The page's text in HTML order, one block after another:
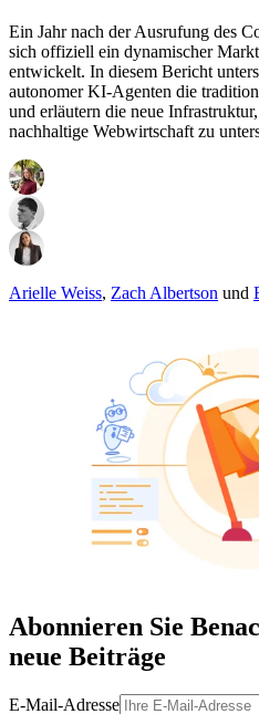
Ein Jahr nach der Ausrufung des
sich offiziell ein dynamischer
entwickelt. In diesem Bericht
autonomer KI-Agenten die
und erläutern die neue
nachhaltige Webwirtschaft zu
Arielle Weiss, Zach Albertson und
Abonnieren Sie
neue Beiträge
E-Mail-Adresse